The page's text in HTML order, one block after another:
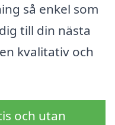
så enkel som
till din nästa
kvalitativ och
och utan